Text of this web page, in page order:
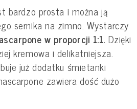
bardzo prosta i można ją
sernika na zimno. Wystarczy
w proporcji 1:1. Dzięki
kremowa i delikatniejsza.
już dodatku śmietanki
zawiera dość dużo